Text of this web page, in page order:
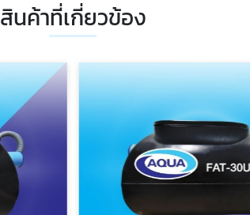
สินค้าที่เกี่ยวข้อง